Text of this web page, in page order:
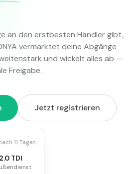
an den erstbesten Händler gibt,
vermarktet deine Abgänge
und wickelt alles ab —
Freigabe.
Jetzt registrieren
Fixkosten
11 Tagen
TDI